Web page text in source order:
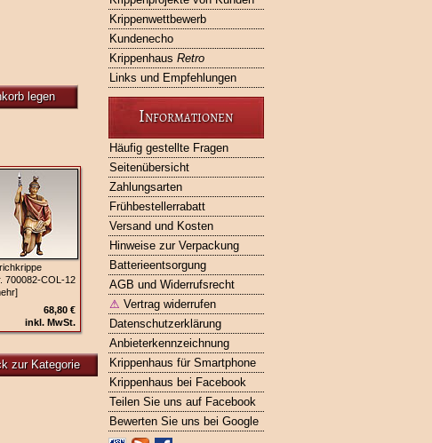
Krippenwettbewerb
Kundenecho
Krippenhaus Retro
Links und Empfehlungen
Informationen
Häufig gestellte Fragen
Seitenübersicht
Zahlungsarten
Frühbestellerrabatt
Versand und Kosten
Hinweise zur Verpackung
Batterieentsorgung
AGB und Widerrufsrecht
⚠ Vertrag widerrufen
Datenschutzerklärung
Anbieterkennzeichnung
Krippenhaus für Smartphone
Krippenhaus bei Facebook
Teilen Sie uns auf Facebook
Bewerten Sie uns bei Google
legen
700082‑COL‑12
68,80 €
inkl. MwSt.
zur Kategorie